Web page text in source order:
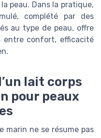
peau. Dans la pratique,
complété par des
au type de peau, offre
entre confort, efficacité
lait corps
pour peaux
marin ne se résume pas